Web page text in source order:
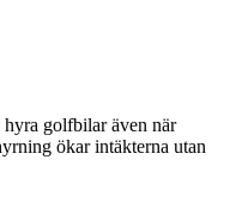
golfbilar även när
ökar intäkterna utan